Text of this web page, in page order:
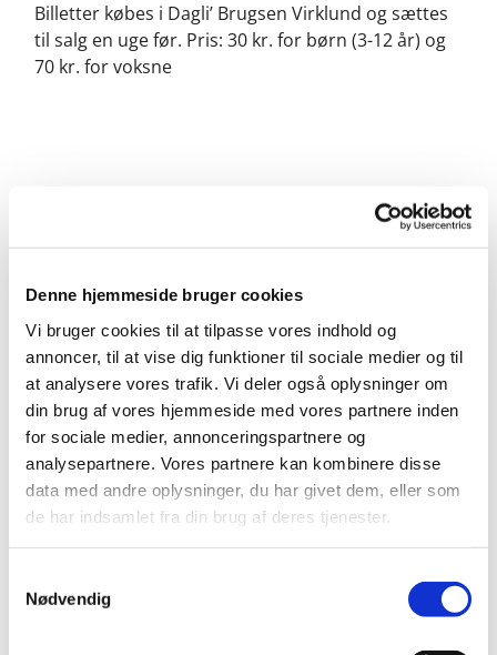
Denne hjemmeside bruger cookies
Vi bruger cookies til at tilpasse vores indhold og
annoncer, til at vise dig funktioner til sociale medier og til
at analysere vores trafik. Vi deler også oplysninger om
din brug af vores hjemmeside med vores partnere inden
for sociale medier, annonceringspartnere og
analysepartnere. Vores partnere kan kombinere disse
data med andre oplysninger, du har givet dem, eller som
de har indsamlet fra din brug af deres tjenester.
Nødvendig
Billetter købes i Dagli’ Brugsen Virklund og sættes
til salg en uge før. Pris: 30 kr. for børn (3-12 år) og
70 kr. for voksne
Du vil måske også kunne